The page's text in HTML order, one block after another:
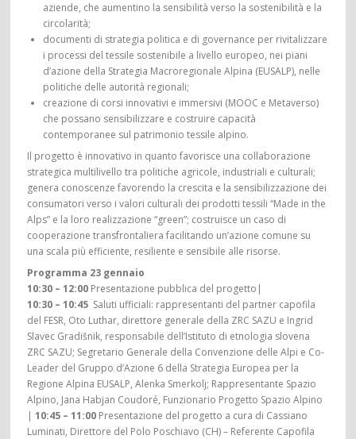
aziende, che aumentino la sensibilità verso la sostenibilità e la
circolarità;
documenti di strategia politica e di governance per rivitalizzare
i processi del tessile sostenibile a livello europeo, nei piani
d’azione della Strategia Macroregionale Alpina (EUSALP), nelle
politiche delle autorità regionali;
creazione di corsi innovativi e immersivi (MOOC e Metaverso)
che possano sensibilizzare e costruire capacità
contemporanee sul patrimonio tessile alpino.
Il progetto è innovativo in quanto favorisce una collaborazione
strategica multilivello tra politiche agricole, industriali e culturali;
genera conoscenze favorendo la crescita e la sensibilizzazione dei
consumatori verso i valori culturali dei prodotti tessili “Made in the
Alps” e la loro realizzazione “green”; costruisce un caso di
cooperazione transfrontaliera facilitando un’azione comune su
una scala più efficiente, resiliente e sensibile alle risorse.
Programma 23 gennaio
10:30 – 12:00 Presentazione pubblica del progetto|
10:30 – 10:45 Saluti ufficiali: rappresentanti del partner capofila
del FESR, Oto Luthar, direttore generale della ZRC SAZU e Ingrid
Slavec Gradišnik, responsabile dell’Istituto di etnologia slovena
ZRC SAZU; Segretario Generale della Convenzione delle Alpi e Co-
Leader del Gruppo d’Azione 6 della Strategia Europea per la
Regione Alpina EUSALP, Alenka Smerkolj; Rappresentante Spazio
Alpino, Jana Habjan Coudoré, Funzionario Progetto Spazio Alpino
|10:45 – 11:00 Presentazione del progetto a cura di Cassiano
Luminati, Direttore del Polo Poschiavo (CH) – Referente Capofila